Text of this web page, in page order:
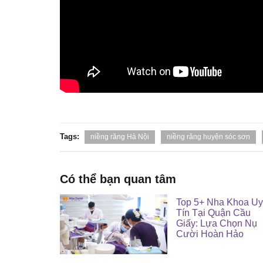
Tags: niềng răng Hà Nội niềng răng huyện sóc sơn
Có thể bạn quan tâm
Top 5+ Nha Khoa Uy
Tín Tại Quận Cầu
Giấy: Lựa Chọn Nụ
Cười Hoàn Hảo